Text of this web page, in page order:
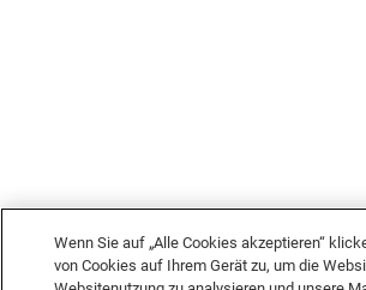
Wenn Sie auf „Alle Cookies akzeptieren“
von Cookies auf Ihrem Gerät zu, um die